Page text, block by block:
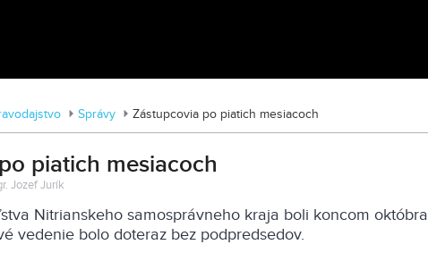
Správy Zástupcovia po piatich mesiacoch
piatich mesiacoch
Jozef Jurík
Nitrianskeho samosprávneho kraja boli koncom októbra
vedenie bolo doteraz bez podpredsedov.